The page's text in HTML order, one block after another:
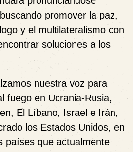
promover la paz,
y el multilateralismo con
soluciones a los
nuestra voz para
fuego en Ucrania-Rusia,
El Líbano, Israel e Irán,
los Estados Unidos, en
países que actualmente